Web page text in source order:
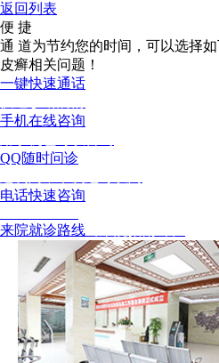
返回列表
便 捷
通 道为节约您的时间，可以选择
皮癣相关问题！
一键快速通话
手机在线咨询
QQ随时问诊
电话快速咨询
来院就诊路线